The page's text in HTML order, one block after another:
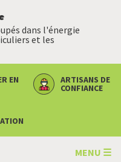
dans l'énergie
et les
EN ARTISANS DE
CONFIANCE
MENU ☰